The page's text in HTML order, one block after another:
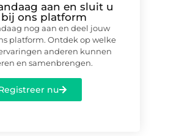
aan en sluit u
bij ons platform
nog aan en deel jouw
platform. Ontdek op welke
anderen kunnen
en samenbrengen.
nu